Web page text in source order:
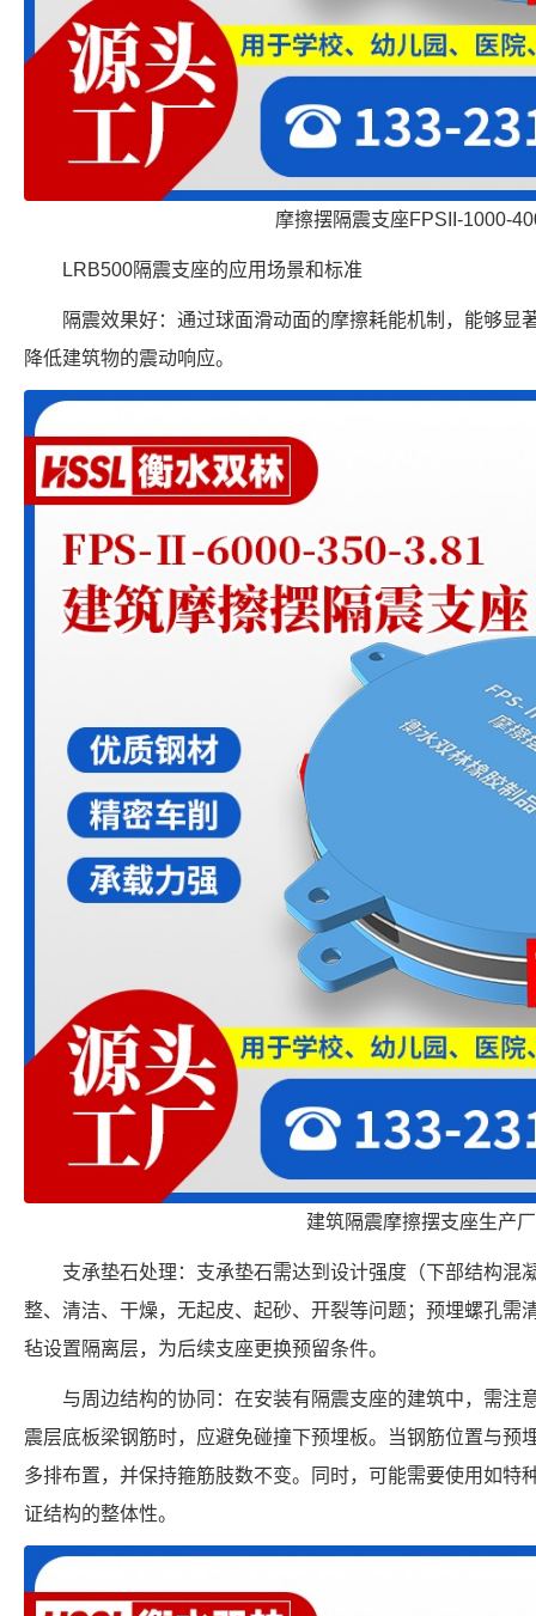
摩擦摆隔震支座FPSII-1000-
LRB500隔震支座的应用场景和标准
隔震效果好：通过球面滑动面的摩擦耗能机制，能够显
降低建筑物的震动响应。
建筑隔震摩擦摆支座生产
支承垫石处理：支承垫石需达到设计强度（下部结构混
整、清洁、干燥，无起皮、起砂、开裂等问题；预埋螺孔需
毡设置隔离层，为后续支座更换预留条件。
与周边结构的协同：在安装有隔震支座的建筑中，需注
震层底板梁钢筋时，应避免碰撞下预埋板。当钢筋位置与预
多排布置，并保持箍筋肢数不变。同时，可能需要使用如特
证结构的整体性。